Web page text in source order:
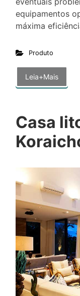
equipamentos
máxima
Produto
Leia+Mais
Casa